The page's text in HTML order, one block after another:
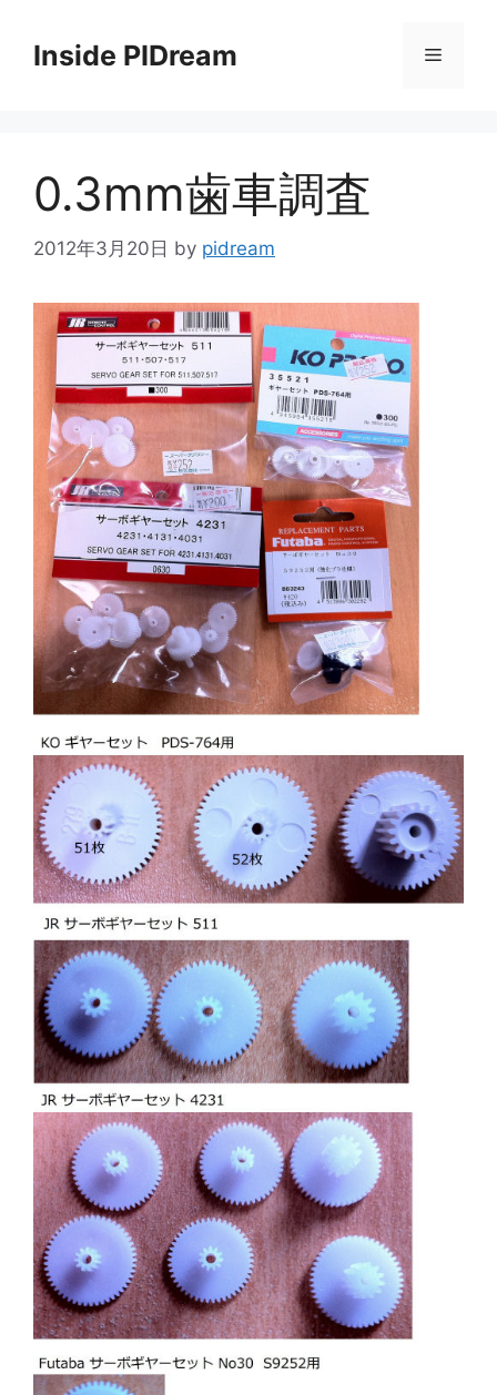
Inside PIDream メ
0.3mm歯車調査
2012年3月20日 by pidream